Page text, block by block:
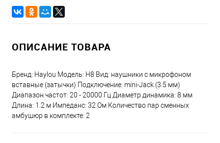
ОПИСАНИЕ ТОВАРА
Бренд: Haylou Модель: H8 Вид: наушники с микрофоном
вставные (затычки) Подключение: mini-Jack (3.5 мм)
Диапазон частот: 20 - 20000 Гц Диаметр динамика: 8 мм
Длина: 1.2 м Импеданс: 32 Ом Количество пар сменных
амбушюр в комплекте: 2